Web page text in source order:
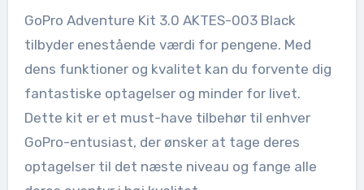
GoPro Adventure Kit 3.0 AKTES-003 Black
tilbyder enestående værdi for pengene. Med
dens funktioner og kvalitet kan du forvente dig
fantastiske optagelser og minder for livet.
Dette kit er et must-have tilbehør til enhver
GoPro-entusiast, der ønsker at tage deres
optagelser til det næste niveau og fange alle